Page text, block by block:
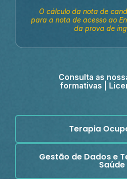
O cálculo da nota de
para a nota de acesso ao
da prova de
Consulta as
formativas |
Terapia
Gestão de Dados e
Saúde